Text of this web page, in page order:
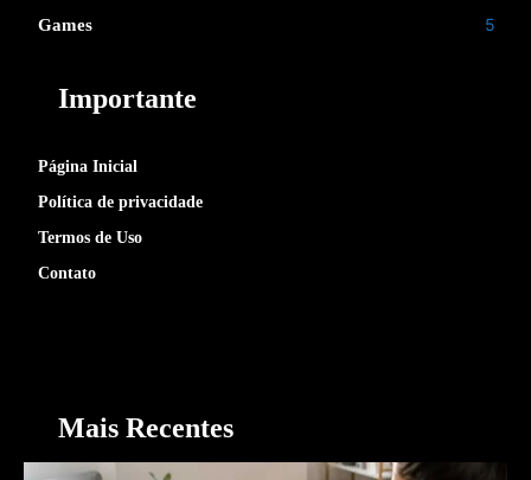
Games 5
Importante
Página Inicial
Política de privacidade
Termos de Uso
Contato
Mais Recentes